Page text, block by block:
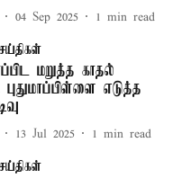
04 Sep 2025 1 min read
மறுத்த காதல்
எடுத்த
13 Jul 2025 1 min read